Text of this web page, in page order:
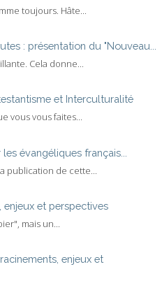
toujours. Hâte...
: présentation du "Nouveau...
Cela donne...
et Interculturalité
vous vous faites...
évangéliques français...
publication de cette...
enjeux et perspectives
mais un...
enjeux et